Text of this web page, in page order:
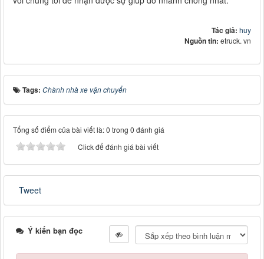
Tác giả: huy
Nguồn tin: etruck. vn
Tags: Chành nhà xe vận chuyển
Tổng số điểm của bài viết là: 0 trong 0 đánh giá
Click để đánh giá bài viết
Tweet
Ý kiến bạn đọc